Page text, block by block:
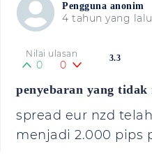
Pengguna anonim
4 tahun yang lalu
3.3
Nilai ulasan
0 0
penyebaran yang tidak
spread eur nzd
menjadi 2.000 pips